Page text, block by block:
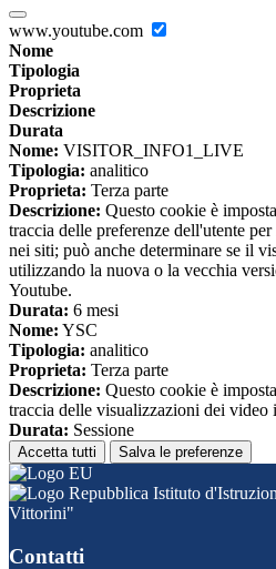
www.youtube.com
Nome
Tipologia
Proprieta
Descrizione
Durata
Nome: VISITOR_INFO1_LIVE
Tipologia: analitico
Proprieta: Terza parte
Descrizione: Questo cookie è
traccia delle preferenze dell'utente
nei siti; può anche determinare se il
utilizzando la nuova o la vecchia
Youtube.
Durata: 6 mesi
Nome: YSC
Tipologia: analitico
Proprieta: Terza parte
Descrizione: Questo cookie è
traccia delle visualizzazioni dei video
Durata: Sessione
Accetta tutti Salva le preferenze
Istituto
Vittorini"
Contatti